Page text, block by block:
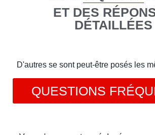
ET DES
DÉTAILLÉES
D'autres se sont peut-être posés les
QUESTIONS